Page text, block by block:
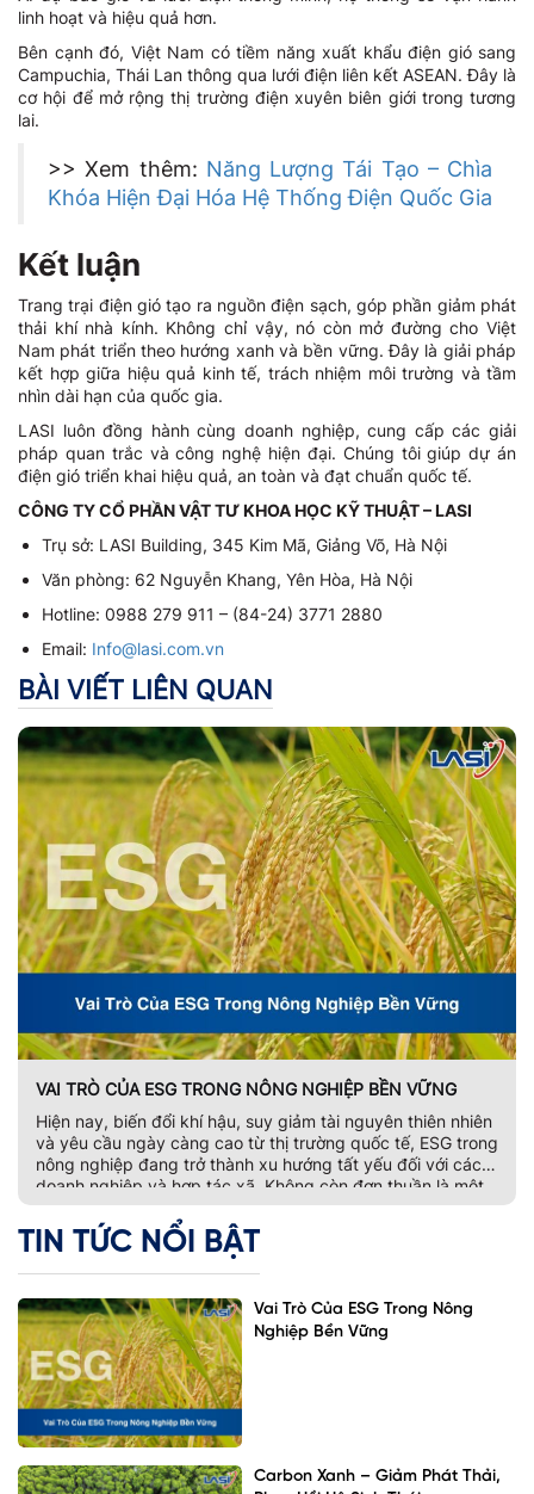
linh hoạt và hiệu quả hơn.
Bên cạnh đó, Việt Nam có tiềm năng xuất khẩu điện gió sang
Campuchia, Thái Lan thông qua lưới điện liên kết ASEAN. Đây là
cơ hội để mở rộng thị trường điện xuyên biên giới trong tương
lai.
>> Xem thêm: Năng Lượng Tái Tạo – Chìa
Khóa Hiện Đại Hóa Hệ Thống Điện Quốc Gia
Kết luận
Trang trại điện gió tạo ra nguồn điện sạch, góp phần giảm phát
thải khí nhà kính. Không chỉ vậy, nó còn mở đường cho Việt
Nam phát triển theo hướng xanh và bền vững. Đây là giải pháp
kết hợp giữa hiệu quả kinh tế, trách nhiệm môi trường và tầm
nhìn dài hạn của quốc gia.
LASI luôn đồng hành cùng doanh nghiệp, cung cấp các giải
pháp quan trắc và công nghệ hiện đại. Chúng tôi giúp dự án
điện gió triển khai hiệu quả, an toàn và đạt chuẩn quốc tế.
CÔNG TY CỔ PHẦN VẬT TƯ KHOA HỌC KỸ THUẬT – LASI
Trụ sở: LASI Building, 345 Kim Mã, Giảng Võ, Hà Nội
Văn phòng: 62 Nguyễn Khang, Yên Hòa, Hà Nội
Hotline: 0988 279 911 – (84-24) 3771 2880
Email: Info@lasi.com.vn
BÀI VIẾT LIÊN QUAN
VAI TRÒ CỦA ESG TRONG NÔNG NGHIỆP BỀN VỮNG
Hiện nay, biến đổi khí hậu, suy giảm tài nguyên thiên nhiên
và yêu cầu ngày càng cao từ thị trường quốc tế, ESG trong
nông nghiệp đang trở thành xu hướng tất yếu đối với các
doanh nghiệp và hợp tác xã. Không còn đơn thuần là một
bộ tiêu chí đánh giá phát […]
TIN TỨC NỔI BẬT
Vai Trò Của ESG Trong Nông
Nghiệp Bền Vững
Carbon Xanh – Giảm Phát Thải,